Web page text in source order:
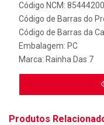
Código NCM: 85444200
Código de Barras do
Código de Barras da
Embalagem: PC
Marca: Rainha Das 7
Produtos